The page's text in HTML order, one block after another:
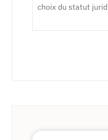
choix du statut